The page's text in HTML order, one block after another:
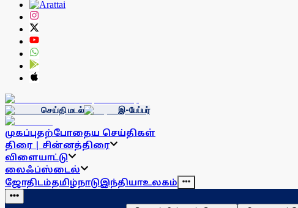
செய்தி மடல் இ-பேப்பர்
முகப்புதற்போதைய செய்திகள்
திரை | சின்னத்திரை
விளையாட்டு
லைஃப்ஸ்டைல்
ஜோதிடம்தமிழ்நாடுஇந்தியாஉலகம்